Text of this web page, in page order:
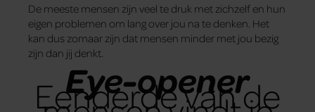
De meeste mensen zijn veel te druk met zichzelf en hun
eigen problemen om lang over jou na te denken. Het
kan dus zomaar zijn dat mensen minder met jou bezig
zijn dan jij denkt.
Eye-opener
Eenderde van de